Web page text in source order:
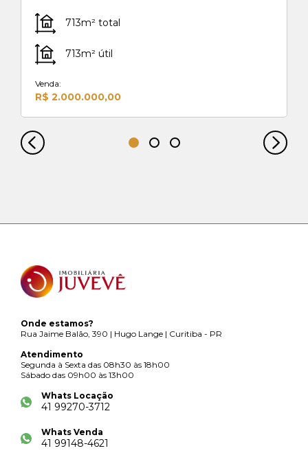
713m² total
713m² útil
Venda:
R$ 2.000.000,00
Onde estamos?
Rua Jaime Balão, 390 | Hugo Lange | Curitiba - PR
Atendimento
Segunda à Sexta das 08h30 às 18h00
Sábado das 09h00 às 13h00
Whats Locação
41 99270-3712
Whats Venda
41 99148-4621